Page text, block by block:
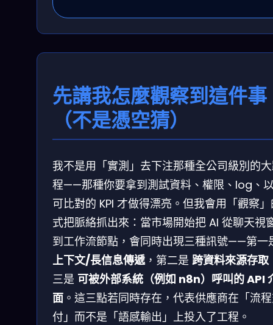
先講我怎麼觀察到這件事
（不是憑空猜）
我不是用「實測」去下注那種全公司級別的
程——那種你要拿到測試資料、權限、log、
可比對的 KPI 才做得漂亮。但我會用「觀察
式把脈絡抓出來：當市場開始把 AI 從聊天視
到工作流節點，會同時出現三種訊號——第
上下文/長信息傳遞，第二是 跨資料來源存取
三是 可被外部系統（例如 n8n）呼叫的 API
面 。這三點若同時存在，代表供應商在「流
付」而不是「語感輸出」上投入了工程。